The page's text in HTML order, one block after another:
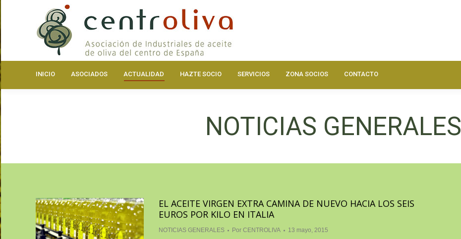
INICIO ASOCIADOS ACTUALIDAD HAZTE SOCIO SERVICIOS ZONA SOCIOS CONTACTO
NOTICIAS GENERALES
EL ACEITE VIRGEN EXTRA CAMINA DE NUEVO HACIA LOS SEIS
EUROS POR KILO EN ITALIA
NOTICIAS GENERALES Por CENTROLIVA 13 mayo, 2015
ASOCIADOS